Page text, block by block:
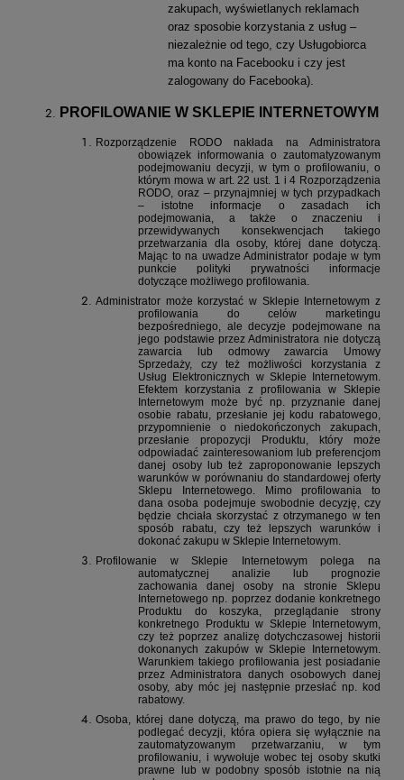
zakupach, wyświetlanych reklamach
oraz sposobie korzystania z usług –
niezależnie od tego, czy Usługobiorca
ma konto na Facebooku i czy jest
zalogowany do Facebooka).
PROFILOWANIE W SKLEPIE INTERNETOWYM
Rozporządzenie RODO nakłada na Administratora
obowiązek informowania o zautomatyzowanym
podejmowaniu decyzji, w tym o profilowaniu, o
którym mowa w art. 22 ust. 1 i 4 Rozporządzenia
RODO, oraz – przynajmniej w tych przypadkach
– istotne informacje o zasadach ich
podejmowania, a także o znaczeniu i
przewidywanych konsekwencjach takiego
przetwarzania dla osoby, której dane dotyczą.
Mając to na uwadze Administrator podaje w tym
punkcie polityki prywatności informacje
dotyczące możliwego profilowania.
Administrator może korzystać w Sklepie Internetowym z
profilowania do celów marketingu
bezpośredniego, ale decyzje podejmowane na
jego podstawie przez Administratora nie dotyczą
zawarcia lub odmowy zawarcia Umowy
Sprzedaży, czy też możliwości korzystania z
Usług Elektronicznych w Sklepie Internetowym.
Efektem korzystania z profilowania w Sklepie
Internetowym może być np. przyznanie danej
osobie rabatu, przesłanie jej kodu rabatowego,
przypomnienie o niedokończonych zakupach,
przesłanie propozycji Produktu, który może
odpowiadać zainteresowaniom lub preferencjom
danej osoby lub też zaproponowanie lepszych
warunków w porównaniu do standardowej oferty
Sklepu Internetowego. Mimo profilowania to
dana osoba podejmuje swobodnie decyzję, czy
będzie chciała skorzystać z otrzymanego w ten
sposób rabatu, czy też lepszych warunków i
dokonać zakupu w Sklepie Internetowym.
Profilowanie w Sklepie Internetowym polega na
automatycznej analizie lub prognozie
zachowania danej osoby na stronie Sklepu
Internetowego np. poprzez dodanie konkretnego
Produktu do koszyka, przeglądanie strony
konkretnego Produktu w Sklepie Internetowym,
czy też poprzez analizę dotychczasowej historii
dokonanych zakupów w Sklepie Internetowym.
Warunkiem takiego profilowania jest posiadanie
przez Administratora danych osobowych danej
osoby, aby móc jej następnie przesłać np. kod
rabatowy.
Osoba, której dane dotyczą, ma prawo do tego, by nie
podlegać decyzji, która opiera się wyłącznie na
zautomatyzowanym przetwarzaniu, w tym
profilowaniu, i wywołuje wobec tej osoby skutki
prawne lub w podobny sposób istotnie na nią